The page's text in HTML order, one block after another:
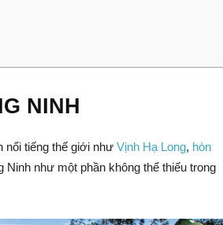
NINH
nổi tiếng thế giới như Vịnh Hạ Long, hòn
như một phần không thể thiếu trong